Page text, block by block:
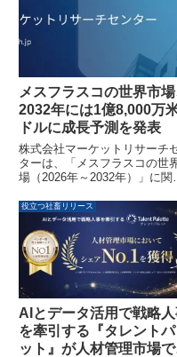
し、生成AIによる自社情報の引
を意識する担当者は84.4%に
ます。また、調査PRの有効性
約9割が評価していることが判
メスフラスコの世界市場
2032年には1億8,000万
ドルに成長予測を発表
株式会社マーケットリサーチ
ターは、「メスフラスコの世
場（2026年～2032年）」に関
レポートによると、世界の容量
ラスコ市場は2025年の1億
万米ドルから、2032年には1億
8,000万米ドルに成長し、年平
成長率（CAGR）3.5%で推移
ると予測されています。資料
は、市場規模、市場動向、ガ
ス、プラスチック、樹脂とい
セグメント別の予測、主要企
情報などが盛り込まれていま
役立つ社畜リリース
AIとデータ活用で戦略
を牽引する『タレントパ
ット』が人材管理市場